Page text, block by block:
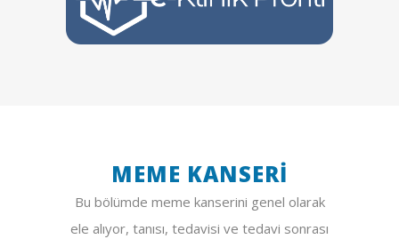
MEME KANSERI
Bu bölümde meme kanserini genel olarak
ele alıyor, tanısı, tedavisi ve tedavi sonrası